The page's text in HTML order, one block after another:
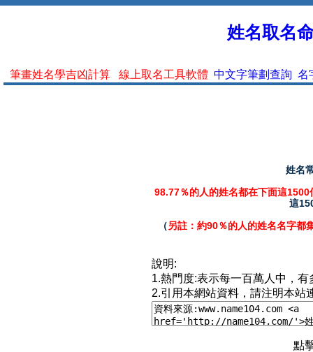
姓名取名
筆畫姓名學吉凶計算 線上取名工具軟體 中文字筆劃查詢 名
姓名
98.77％的人的姓名都在下面這1500
這
（另註：約90％的人的姓名名字都
說明:
1.熱門度:表示每一百萬人中，
2.引用本網站資料，請注明本站
點